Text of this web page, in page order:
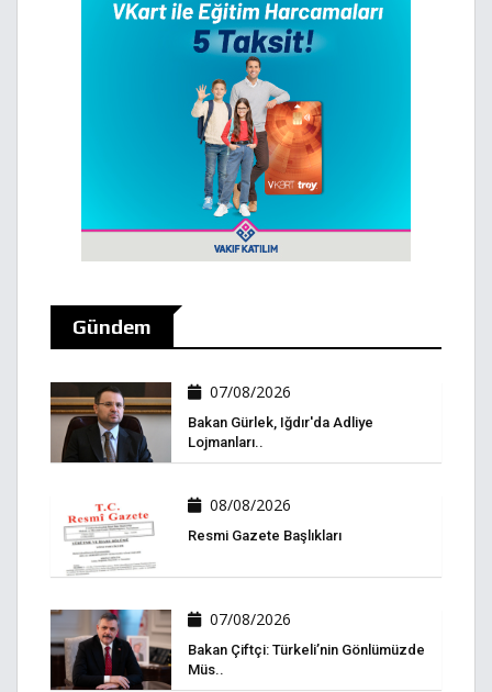
Gündem
07/08/2026
Bakan Gürlek, Iğdır'da Adliye
Lojmanları..
08/08/2026
Resmi Gazete Başlıkları
07/08/2026
Bakan Çiftçi: Türkeli’nin Gönlümüzde
Müs..